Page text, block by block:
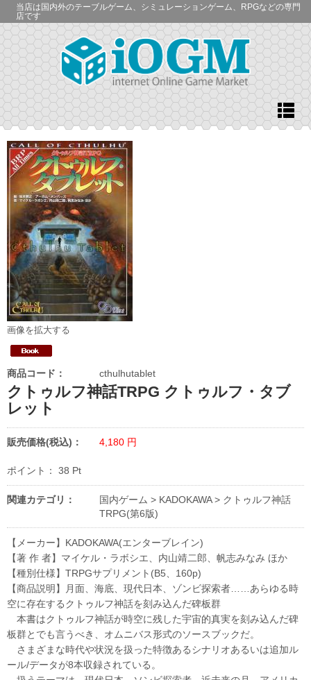
当店は国内外のテーブルゲーム、シミュレーションゲーム、RPGなどの専門
店です
画像を拡大する
商品コード： cthulhutablet
クトゥルフ神話TRPG クトゥルフ・タブ
レット
販売価格(税込)： 4,180 円
ポイント： 38 Pt
関連カテゴリ： 国内ゲーム > KADOKAWA> クトゥルフ神話
TRPG(第6版)
【メーカー】KADOKAWA(エンターブレイン)
【著 作 者】マイケル・ラボシエ、内山靖二郎、帆志みなみ ほか
【種別仕様】TRPGサプリメント(B5、160p)
【商品説明】月面、海底、現代日本、ゾンビ探索者……あらゆる時
空に存在するクトゥルフ神話を刻み込んだ碑板群
本書はクトゥルフ神話が時空に残した宇宙的真実を刻み込んだ碑
板群とでも言うべき、オムニバス形式のソースブックだ。
さまざまな時代や状況を扱った特徴あるシナリオあるいは追加ル
ール/データが8本収録されている。